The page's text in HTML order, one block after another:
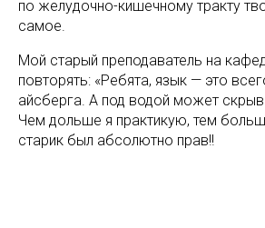
по желудочно-кишечному тракту
самое.
Мой старый преподаватель на
повторять: «Ребята, язык — это
айсберга. А под водой может
Чем дольше я практикую, тем
старик был абсолютно прав!!